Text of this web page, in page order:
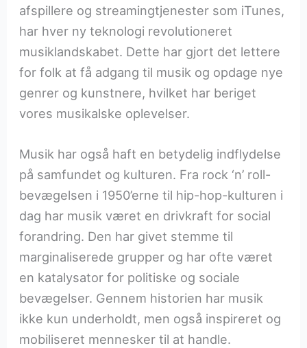
afspillere og streamingtjenester som iTunes,
har hver ny teknologi revolutioneret
musiklandskabet. Dette har gjort det lettere
for folk at få adgang til musik og opdage nye
genrer og kunstnere, hvilket har beriget
vores musikalske oplevelser.
Musik har også haft en betydelig indflydelse
på samfundet og kulturen. Fra rock ‘n’ roll-
bevægelsen i 1950’erne til hip-hop-kulturen i
dag har musik været en drivkraft for social
forandring. Den har givet stemme til
marginaliserede grupper og har ofte været
en katalysator for politiske og sociale
bevægelser. Gennem historien har musik
ikke kun underholdt, men også inspireret og
mobiliseret mennesker til at handle.